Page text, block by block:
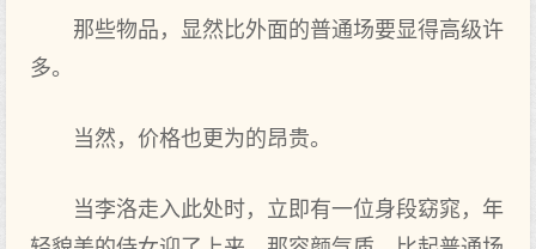
那些物品，显然比外面的普通场要显得高级许
多。
当然，价格也更为的昂贵。
当李洛走入此处时，立即有一位身段窈窕，年